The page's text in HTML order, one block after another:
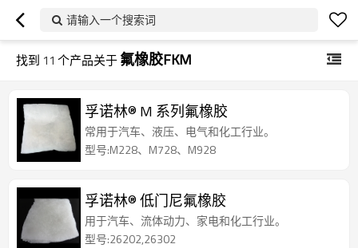
请输入一个搜索词
找到 11 个产品关于氟橡胶FKM
孚诺林® M 系列氟橡胶
常用于汽车、液压、电气和化工行业。
型号:M228、M728、M928
孚诺林® 低门尼氟橡胶
用于汽车、流体动力、家电和化工行业。
型号:26202,26302